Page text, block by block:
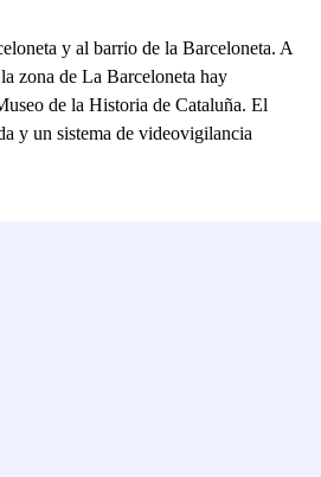
y al barrio de la Barceloneta. A
zona de La Barceloneta hay
de la Historia de Cataluña. El
y un sistema de videovigilancia